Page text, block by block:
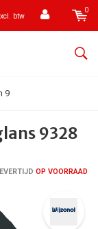
btw
0
9
9328
OP VOORRAAD